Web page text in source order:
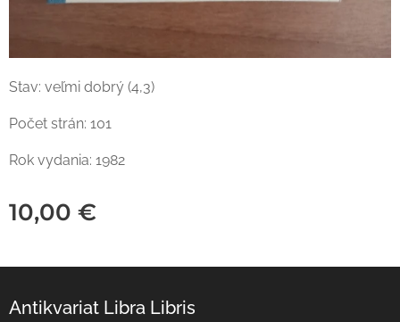
Stav: veľmi dobrý (4,3)
Počet strán: 101
Rok vydania: 1982
10,00 €
Antikvariat Libra Libris